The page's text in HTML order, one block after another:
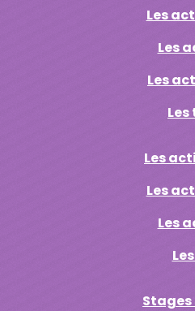
Les
Les
Les
Les
Les
Les
Stages